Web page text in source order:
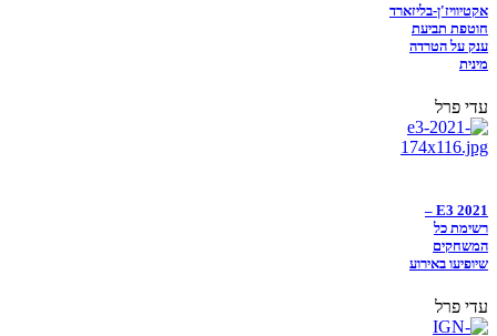
אקטיוויז'ן-בליזארד
חוטפת תביעת
ענק על הטרדה
מינית
עדי פרל
E3 2021 –
רשימת כל
המשחקים
שיופיעו באירוע
עדי פרל